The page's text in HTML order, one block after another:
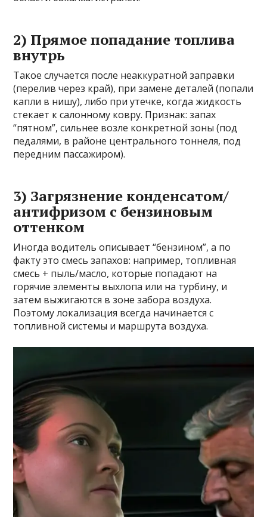
2) Прямое попадание топлива
внутрь
Такое случается после неаккуратной заправки
(перелив через край), при замене деталей (попали
капли в нишу), либо при утечке, когда жидкость
стекает к салонному ковру. Признак: запах
“пятном”, сильнее возле конкретной зоны (под
педалями, в районе центрального тоннеля, под
передним пассажиром).
3) Загрязнение конденсатом/
антифризом с бензиновым
оттенком
Иногда водитель описывает “бензином”, а по
факту это смесь запахов: например, топливная
смесь + пыль/масло, которые попадают на
горячие элементы выхлопа или на турбину, и
затем выжигаются в зоне забора воздуха.
Поэтому локализация всегда начинается с
топливной системы и маршрута воздуха.